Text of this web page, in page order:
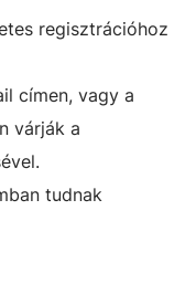
regisztrációhoz
címen, vagy a
várják a
tudnak